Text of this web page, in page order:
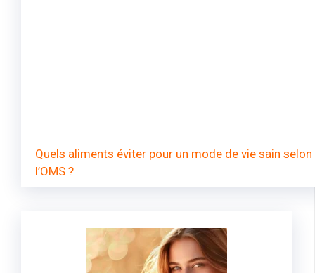
Quels aliments éviter pour un mode de vie sain selon
l’OMS ?